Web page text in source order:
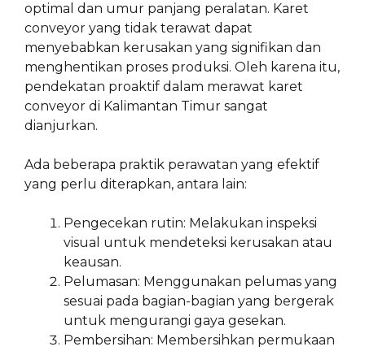
optimal dan umur panjang peralatan. Karet
conveyor yang tidak terawat dapat
menyebabkan kerusakan yang signifikan dan
menghentikan proses produksi. Oleh karena itu,
pendekatan proaktif dalam merawat karet
conveyor di Kalimantan Timur sangat
dianjurkan.
Ada beberapa praktik perawatan yang efektif
yang perlu diterapkan, antara lain:
Pengecekan rutin: Melakukan inspeksi
visual untuk mendeteksi kerusakan atau
keausan.
Pelumasan: Menggunakan pelumas yang
sesuai pada bagian-bagian yang bergerak
untuk mengurangi gaya gesekan.
Pembersihan: Membersihkan permukaan